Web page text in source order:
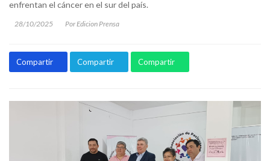
enfrentan el cáncer en el sur del país.
28/10/2025 Por Edicion Prensa
Compartir Compartir Compartir